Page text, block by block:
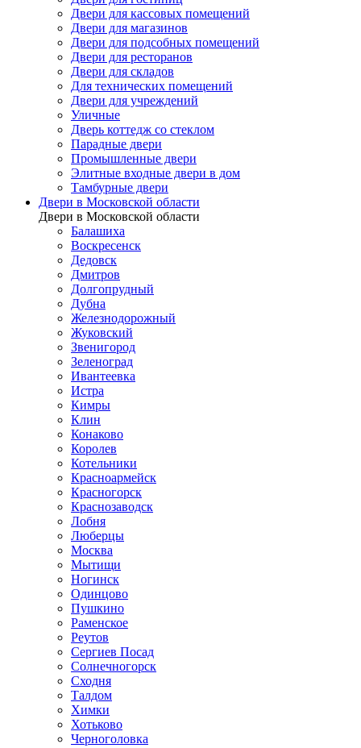
Двери для кассовых помещений
Двери для магазинов
Двери для подсобных помещений
Двери для ресторанов
Двери для складов
Для технических помещений
Двери для учреждений
Уличные
Дверь коттедж со стеклом
Парадные двери
Промышленные двери
Элитные входные двери в дом
Тамбурные двери
Двери в Московской области
Двери в Московской области
Балашиха
Воскресенск
Дедовск
Дмитров
Долгопрудный
Дубна
Железнодорожный
Жуковский
Звенигород
Зеленоград
Ивантеевка
Истра
Кимры
Клин
Конаково
Королев
Котельники
Красноармейск
Красногорск
Краснозаводск
Лобня
Люберцы
Москва
Мытищи
Ногинск
Одинцово
Пушкино
Раменское
Реутов
Сергиев Посад
Солнечногорск
Сходня
Талдом
Химки
Хотьково
Черноголовка